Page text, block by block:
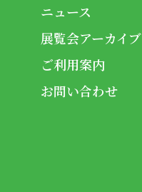
ニュース
展覧会アーカイブ
ご利用案内
お問い合わせ